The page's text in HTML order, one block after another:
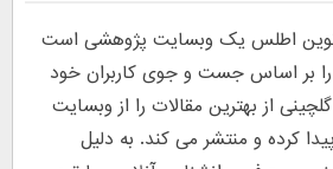
اطلس یک وبسایت پژوهشی است
بر اساس جست و جوی کاربران خود
از بهترین مقالات را از وبسایت
کرده و منتشر می کند. به دلیل